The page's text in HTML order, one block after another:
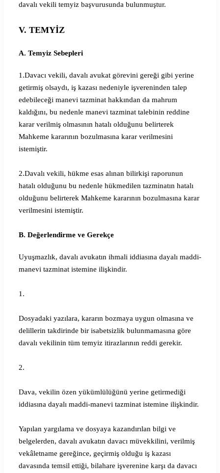
davalı vekili temyiz başvurusunda bulunmuştur.
V. TEMYİZ
A. Temyiz Sebepleri
1.Davacı vekili, davalı avukat görevini gereği gibi yerine
getirmiş olsaydı, iş kazası nedeniyle işvereninden talep
edebileceği manevi tazminat hakkından da mahrum
kaldığını, bu nedenle manevi tazminat talebinin reddine
karar verilmiş olmasının hatalı olduğunu belirterek
Mahkeme kararının bozulmasına karar verilmesini
istemiştir.
2.Davalı vekili, hükme esas alınan bilirkişi raporunun
hatalı olduğunu bu nedenle hükmedilen tazminatın hatalı
olduğunu belirterek Mahkeme kararının bozulmasına karar
verilmesini istemiştir.
B. Değerlendirme ve Gerekçe
Uyuşmazlık, davalı avukatın ihmali iddiasına dayalı maddi-
manevi tazminat istemine ilişkindir.
1.
Dosyadaki yazılara, kararın bozmaya uygun olmasına ve
delillerin takdirinde bir isabetsizlik bulunmamasına göre
davalı vekilinin tüm temyiz itirazlarının reddi gerekir.
2.
Dava, vekilin özen yükümlülüğünü yerine getirmediği
iddiasına dayalı maddi-manevi tazminat istemine ilişkindir.
Yapılan yargılama ve dosyaya kazandırılan bilgi ve
belgelerden, davalı avukatın davacı müvekkilini, verilmiş
vekâletname gereğince, geçirmiş olduğu iş kazası
davasında temsil ettiği, bilahare işverenine karşı da davacı